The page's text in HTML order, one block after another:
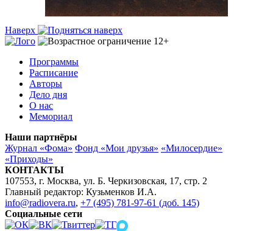
Наверх
Программы
Расписание
Авторы
Дело дня
О нас
Мемориал
Наши партнёры
Журнал «Фома» Фонд «Мои друзья» «Милосердие»
«Приходы»
КОНТАКТЫ
107553, г. Москва, ул. Б. Черкизовская, 17, стр. 2
Главный редактор: Кузьменков И.А.
info@radiovera.ru, +7 (495) 781-97-61 (доб. 145)
Социальные сети